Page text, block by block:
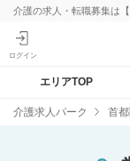
介護の求人・転職募集は【
エリアTOP
介護求人パーク 首